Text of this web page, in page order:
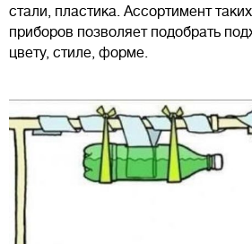
стали, пластика. Ассортимент
приборов позволяет подобрать
цвету, стиле, форме.